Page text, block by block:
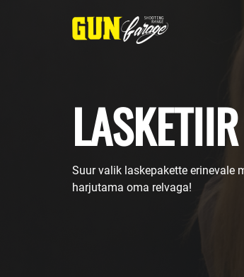
LASKETIIR
Suur valik laskepakette erinevale
harjutama oma relvaga!